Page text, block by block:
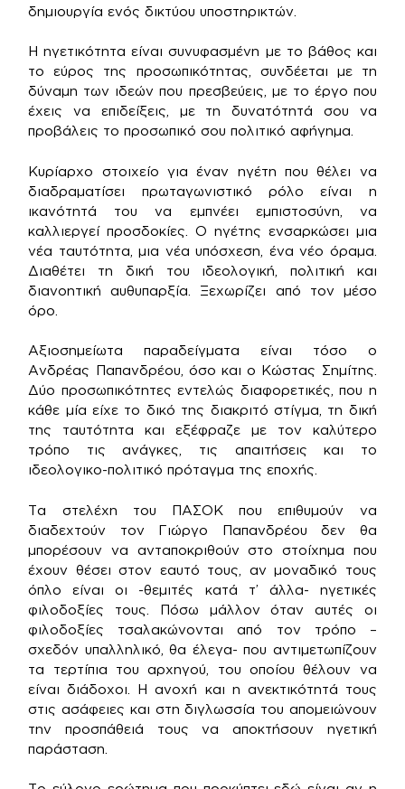
δημιουργία ενός δικτύου υποστηρικτών.
Η ηγετικότητα είναι συνυφασμένη με το βάθος και
το εύρος της προσωπικότητας, συνδέεται με τη
δύναμη των ιδεών που πρεσβεύεις, με το έργο που
έχεις να επιδείξεις, με τη δυνατότητά σου να
προβάλεις το προσωπικό σου πολιτικό αφήγημα.
Κυρίαρχο στοιχείο για έναν ηγέτη που θέλει να
διαδραματίσει πρωταγωνιστικό ρόλο είναι η
ικανότητά του να εμπνέει εμπιστοσύνη, να
καλλιεργεί προσδοκίες. Ο ηγέτης ενσαρκώσει μια
νέα ταυτότητα, μια νέα υπόσχεση, ένα νέο όραμα.
Διαθέτει τη δική του ιδεολογική, πολιτική και
διανοητική αυθυπαρξία. Ξεχωρίζει από τον μέσο
όρο.
Αξιοσημείωτα παραδείγματα είναι τόσο ο
Ανδρέας Παπανδρέου, όσο και ο Κώστας Σημίτης.
Δύο προσωπικότητες εντελώς διαφορετικές, που η
κάθε μία είχε το δικό της διακριτό στίγμα, τη δική
της ταυτότητα και εξέφραζε με τον καλύτερο
τρόπο τις ανάγκες, τις απαιτήσεις και το
ιδεολογικο-πολιτικό πρόταγμα της εποχής.
Τα στελέχη του ΠΑΣΟΚ που επιθυμούν να
διαδεχτούν τον Γιώργο Παπανδρέου δεν θα
μπορέσουν να ανταποκριθούν στο στοίχημα που
έχουν θέσει στον εαυτό τους, αν μοναδικό τους
όπλο είναι οι -θεμιτές κατά τ’ άλλα- ηγετικές
φιλοδοξίες τους. Πόσω μάλλον όταν αυτές οι
φιλοδοξίες τσαλακώνονται από τον τρόπο –
σχεδόν υπαλληλικό, θα έλεγα- που αντιμετωπίζουν
τα τερτίπια του αρχηγού, του οποίου θέλουν να
είναι διάδοχοι. Η ανοχή και η ανεκτικότητά τους
στις ασάφειες και στη διγλωσσία του απομειώνουν
την προσπάθειά τους να αποκτήσουν ηγετική
παράσταση.